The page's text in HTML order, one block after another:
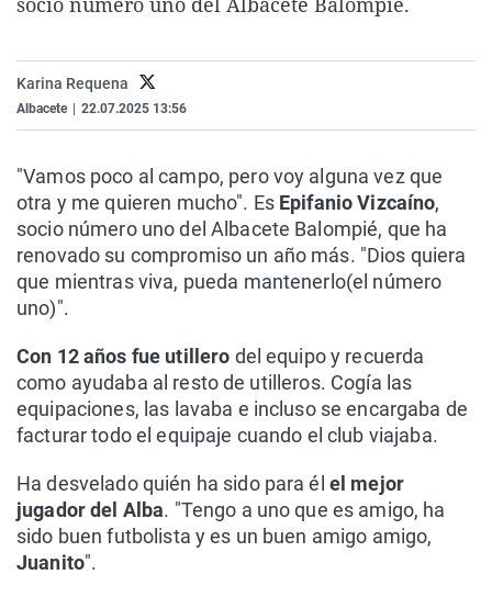
La rosa de los vientos
Gente viajera
Caso
Retornados
Operación Viuda
Extremadura
Galicia
Navarra
País Vasco
Virales
Televisión
Karina Requena
Albacete 22.07.2025 13:56
"Vamos poco al campo, pero voy alguna vez que
otra y me quieren mucho". Es Epifanio Vizcaíno,
socio número uno del Albacete Balompié, que ha
renovado su compromiso un año más. "Dios quiera
que mientras viva, pueda mantenerlo(el número
uno)".
Con 12 años fue utillero del equipo y recuerda
como ayudaba al resto de utilleros. Cogía las
equipaciones, las lavaba e incluso se encargaba de
facturar todo el equipaje cuando el club viajaba.
Ha desvelado quién ha sido para él el mejor
jugador del Alba. "Tengo a uno que es amigo, ha
sido buen futbolista y es un buen amigo amigo,
Juanito".